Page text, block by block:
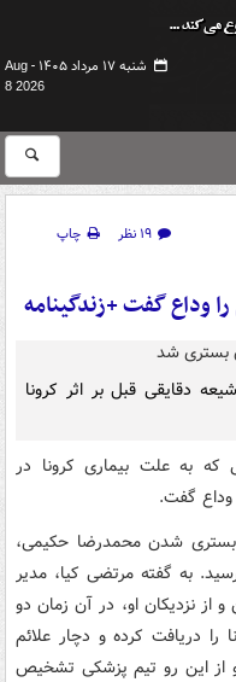
شنبه ۱۷ مرداد ۱۴۰۵ -
Aug
8 2026
۱۹ نظر
چاپ
وداع گفت +زندگینامه
دقایقی قبل بر اثر کرونا
که به علت بیماری کرونا در
وداع گفت.
بستری شدن محمدرضا حکیمی،
به گفته مرتضی کیا، مدیر
نزدیکان او، در آن زمان دو
دریافت کرده و دچار علائم
این رو تیم پزشکی تشخیص